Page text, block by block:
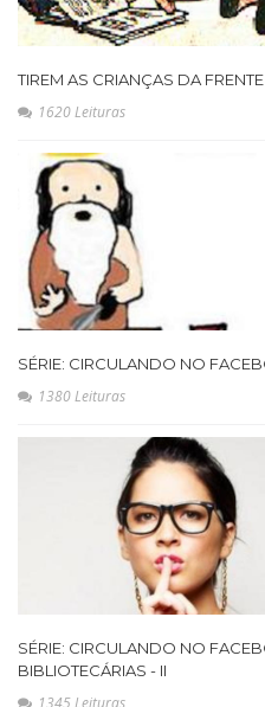
TIREM AS CRIANÇAS DA
1620 Leituras
SÉRIE: CIRCULANDO NO
1380 Leituras
SÉRIE: CIRCULANDO NO
BIBLIOTECÁRIAS - II
1345 Leituras